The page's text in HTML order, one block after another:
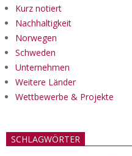
Kurz notiert
Nachhaltigkeit
Norwegen
Schweden
Unternehmen
Weitere Länder
Wettbewerbe & Projekte
SCHLAGWÖRTER